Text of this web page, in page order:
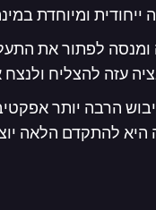
ומיוחדת
לפתור את
עזה להצליח
הרבה יותר
להתקדם הלאה